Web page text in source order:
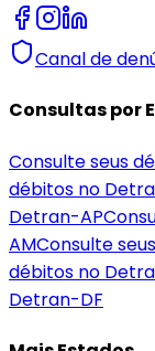
Canal de
Consultas por
Consulte seus
débitos no
Detran-AP
AMConsulte
débitos no
Detran-DF